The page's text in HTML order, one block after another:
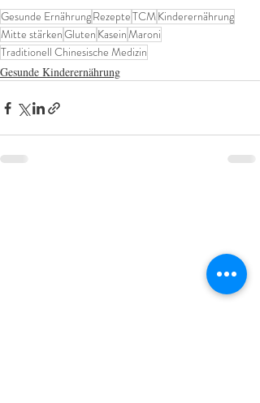
Gesunde ErnährungRezepteTCMKinderernährung
Mitte stärkenGluten KaseinMaroni
Traditionell Chinesische Medizin
Gesunde Kinderernährung